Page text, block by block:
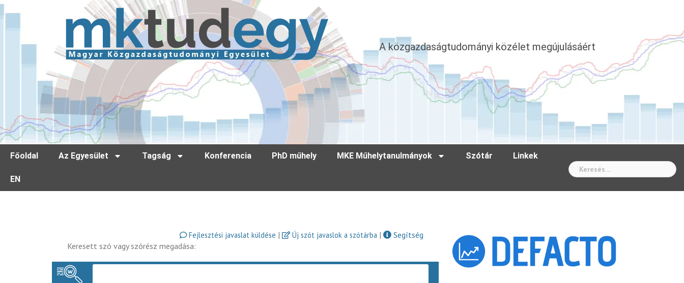
A közgazdaságtudományi közélet megújulásáért
Főoldal Az Egyesület Tagság Konferencia PhD műhely MKE Műhelytanulmányok Szótár Linkek
EN
Fejlesztési javaslat küldése | Új szót javaslok a szótárba |
Segítség
Keresett szó vagy szórész megadása: